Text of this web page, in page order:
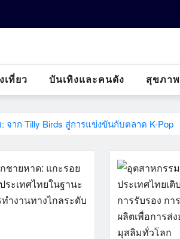
เที่ยว บันเทิงและคนดัง สุขภา
จาก Tilly Birds สู่การแข่งขันกับตลาด K-Pop